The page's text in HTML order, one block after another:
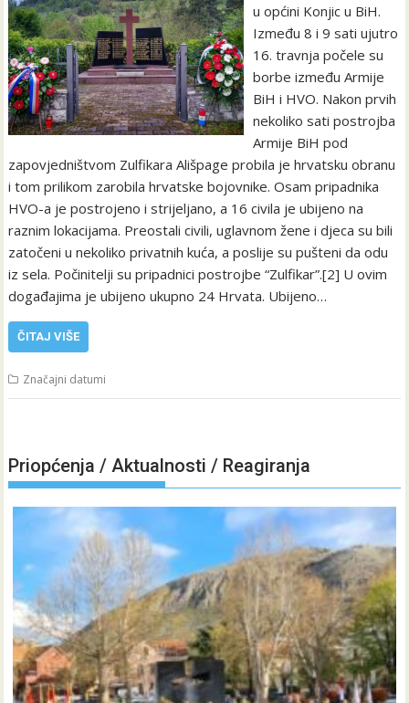
u općini Konjic u BiH.
Između 8 i 9 sati ujutro
16. travnja počele su
borbe između Armije
BiH i HVO. Nakon prvih
nekoliko sati postrojba
Armije BiH pod
zapovjedništvom Zulfikara Ališpage probila je hrvatsku obranu
i tom prilikom zarobila hrvatske bojovnike. Osam pripadnika
HVO-a je postrojeno i strijeljano, a 16 civila je ubijeno na
raznim lokacijama. Preostali civili, uglavnom žene i djeca su bili
zatočeni u nekoliko privatnih kuća, a poslije su pušteni da odu
iz sela. Počinitelji su pripadnici postrojbe “Zulfikar”.[2] U ovim
događajima je ubijeno ukupno 24 Hrvata. Ubijeno…
ČITAJ VIŠE
Značajni datumi
Priopćenja / Aktualnosti / Reagiranja